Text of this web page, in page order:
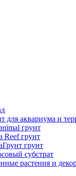
для аквариума и
грунт
Reef грунт
грунт
субстрат
растения и